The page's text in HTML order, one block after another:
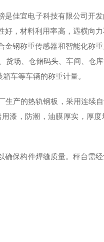
佳宜电子科技有限公司开
，材料利用率高，遇横向
钢称重传感器和智能化称
货场、仓储码头、车间、仓
车等车辆的称重计量。
产的热轨钢板，采用连续
漆，防潮，油膜厚实，厚
保构件焊缝质量。秤台需经